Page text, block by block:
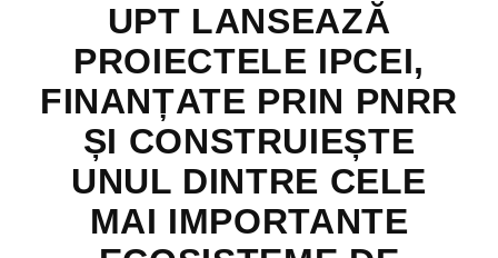
UPT LANSEAZĂ
PROIECTELE IPCEI,
FINANȚATE PRIN PNRR
ȘI CONSTRUIEȘTE
UNUL DINTRE CELE
MAI IMPORTANTE